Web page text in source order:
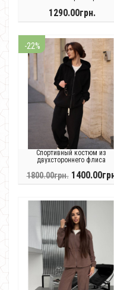
1290.00грн.
-22%
Спортивный костюм из
двухстороннего флиса
1800.00грн.